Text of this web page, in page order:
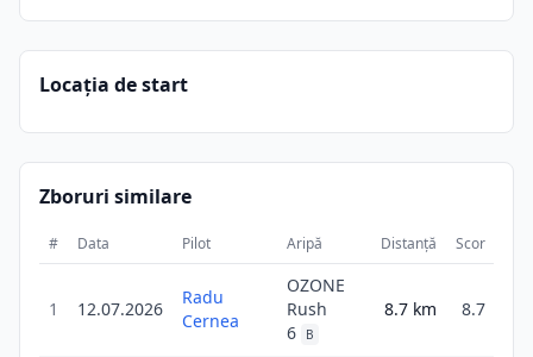
Locația de start
Zboruri similare
# Data Pilot Aripă Distanță Scor
1 12.07.2026
Radu
Cernea
OZONE
Rush
6
B
8.7 km 8.7